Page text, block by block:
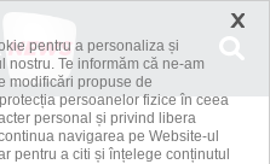
×
pentru a personaliza și
nostru. Te informăm că ne-am
modificări propuse de
persoanelor fizice în ceea
personal și privind libera
navigarea pe Website-ul
pentru a citi și înțelege conținutul